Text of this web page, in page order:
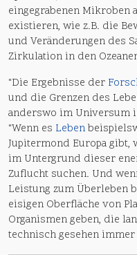
eingegrabenen Mikroben
existieren, wie z.B. die
und Veränderungen des
Zirkulation in den
"Die Ergebnisse der
und die Grenzen des
anderswo im Universum
"Wenn es Leben
Jupitermond Europa
im Untergrund dieser
Zuflucht suchen. Und
Leistung zum Überleben
eisigen Oberfläche von
Organismen geben, die
technisch gesehen immer